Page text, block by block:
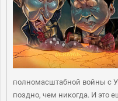
полномасштабной войны с
поздно, чем никогда. И это